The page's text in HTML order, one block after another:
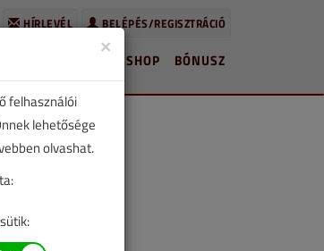
BELÉPÉS/REGISZTRÁCIÓ
HÍRLEVÉL
BÓNUSZ
SHOP
×
felhasználói
lehetősége
olvashat.